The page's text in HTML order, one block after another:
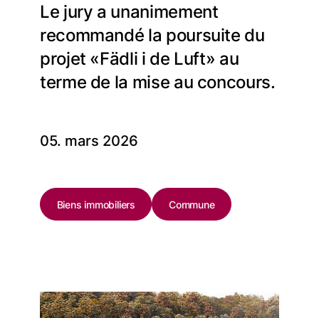
Le jury a unanimement
recommandé la poursuite du
projet «Fädli i de Luft» au
terme de la mise au concours.
05. mars 2026
Biens immobiliers Commune